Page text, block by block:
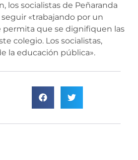
los socialistas de Peñaranda
«trabajando por un
que se dignifiquen las
colegio. Los socialistas,
la educación pública».